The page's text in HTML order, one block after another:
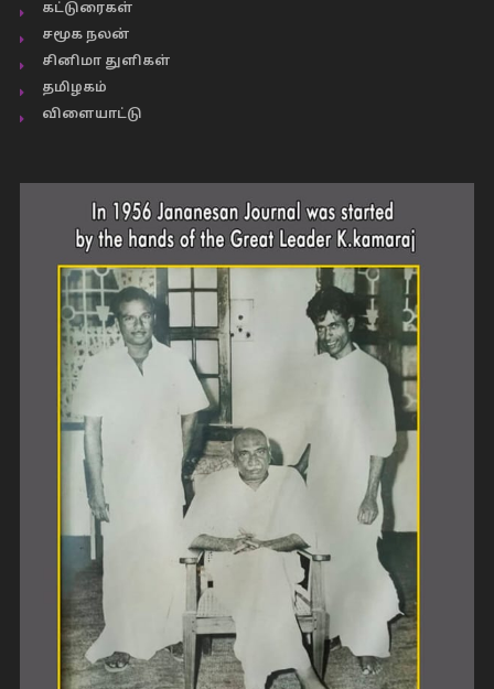
கட்டுரைகள்
சமூக நலன்
சினிமா துளிகள்
தமிழகம்
விளையாட்டு